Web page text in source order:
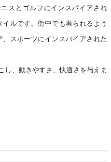
スとゴルフにインスパイアされ
ルです。街中でも着られるよう
スポーツにインスパイアされた
し、動きやすさ、快適さを与えま